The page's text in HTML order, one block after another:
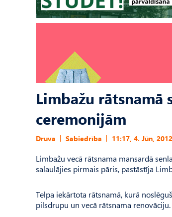
Limbažu
ceremonijām
Druva Sabiedrība 11:17, 4. Jūn, 2012
Limbažu vecā rātsnama mansardā
salaulājies pirmais pāris, pastāstīja
Telpa iekārtota rātsnamā, kurā
pilsdrupu un vecā rātsnama